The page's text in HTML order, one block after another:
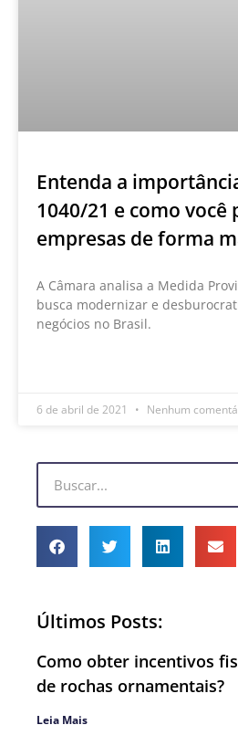
Entenda a
1040/21 e como
empresas de forma
A Câmara analisa a Medida
busca modernizar e
negócios no Brasil.
6 de abril de 2021 Nenhum
Últimos Posts:
Como obter incentivos
de rochas ornamentais?
Leia Mais